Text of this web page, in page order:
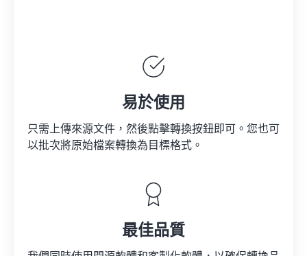
易於使用
只需上傳來源文件，然後點擊轉換按鈕即可。您也可
以批次將原始檔案轉換為目標格式。
最佳品質